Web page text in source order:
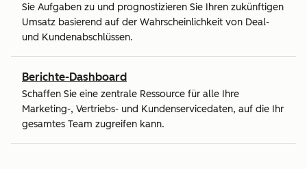
Sie Aufgaben zu und prognostizieren Sie Ihren zukünftigen
Umsatz basierend auf der Wahrscheinlichkeit von Deal-
und Kundenabschlüssen.
Berichte-Dashboard
Schaffen Sie eine zentrale Ressource für alle Ihre
Marketing-, Vertriebs- und Kundenservicedaten, auf die Ihr
gesamtes Team zugreifen kann.